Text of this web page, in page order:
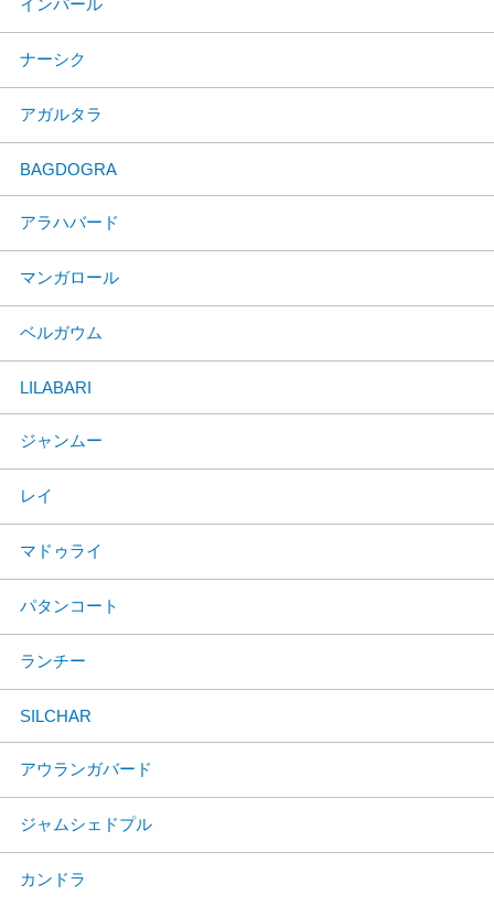
インパール
ナーシク
アガルタラ
BAGDOGRA
アラハバード
マンガロール
ベルガウム
LILABARI
ジャンムー
レイ
マドゥライ
パタンコート
ランチー
SILCHAR
アウランガバード
ジャムシェドプル
カンドラ